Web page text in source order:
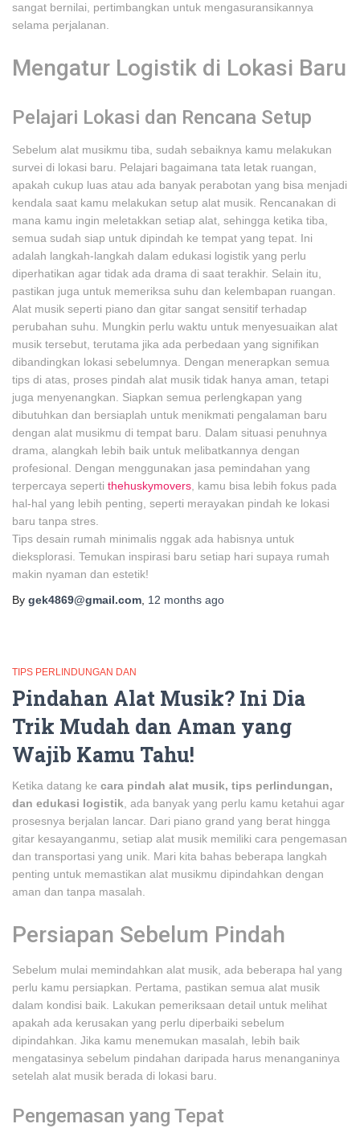
sangat bernilai, pertimbangkan untuk mengasuransikannya
selama perjalanan.
Mengatur Logistik di Lokasi Baru
Pelajari Lokasi dan Rencana Setup
Sebelum alat musikmu tiba, sudah sebaiknya kamu melakukan
survei di lokasi baru. Pelajari bagaimana tata letak ruangan,
apakah cukup luas atau ada banyak perabotan yang bisa menjadi
kendala saat kamu melakukan setup alat musik. Rencanakan di
mana kamu ingin meletakkan setiap alat, sehingga ketika tiba,
semua sudah siap untuk dipindah ke tempat yang tepat. Ini
adalah langkah-langkah dalam edukasi logistik yang perlu
diperhatikan agar tidak ada drama di saat terakhir. Selain itu,
pastikan juga untuk memeriksa suhu dan kelembapan ruangan.
Alat musik seperti piano dan gitar sangat sensitif terhadap
perubahan suhu. Mungkin perlu waktu untuk menyesuaikan alat
musik tersebut, terutama jika ada perbedaan yang signifikan
dibandingkan lokasi sebelumnya. Dengan menerapkan semua
tips di atas, proses pindah alat musik tidak hanya aman, tetapi
juga menyenangkan. Siapkan semua perlengkapan yang
dibutuhkan dan bersiaplah untuk menikmati pengalaman baru
dengan alat musikmu di tempat baru. Dalam situasi penuhnya
drama, alangkah lebih baik untuk melibatkannya dengan
profesional. Dengan menggunakan jasa pemindahan yang
terpercaya seperti thehuskymovers , kamu bisa lebih fokus pada
hal-hal yang lebih penting, seperti merayakan pindah ke lokasi
baru tanpa stres.
Tips desain rumah minimalis nggak ada habisnya untuk
dieksplorasi. Temukan inspirasi baru setiap hari supaya rumah
makin nyaman dan estetik!
By gek4869@gmail.com 12 months ago
TIPS PERLINDUNGAN DAN
Pindahan Alat Musik? Ini Dia
Trik Mudah dan Aman yang
Wajib Kamu Tahu!
Ketika datang ke cara pindah alat musik, tips perlindungan,
dan edukasi logistik , ada banyak yang perlu kamu ketahui agar
prosesnya berjalan lancar. Dari piano grand yang berat hingga
gitar kesayanganmu, setiap alat musik memiliki cara pengemasan
dan transportasi yang unik. Mari kita bahas beberapa langkah
penting untuk memastikan alat musikmu dipindahkan dengan
aman dan tanpa masalah.
Persiapan Sebelum Pindah
Sebelum mulai memindahkan alat musik, ada beberapa hal yang
perlu kamu persiapkan. Pertama, pastikan semua alat musik
dalam kondisi baik. Lakukan pemeriksaan detail untuk melihat
apakah ada kerusakan yang perlu diperbaiki sebelum
dipindahkan. Jika kamu menemukan masalah, lebih baik
mengatasinya sebelum pindahan daripada harus menanganinya
setelah alat musik berada di lokasi baru.
Pengemasan yang Tepat